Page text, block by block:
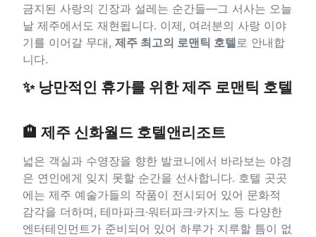
금지된 사랑의 긴장과 설레는 순간들—그 서사는 오늘
날 제주에서도 재현됩니다. 이제, 여러분의 사랑 이야
기를 이어갈 무대, 제주 최고의 로맨틱 호텔 로 안내합
니다.
✨ 낭만적인 휴가를 위한 제주 로맨틱 호텔
🏨 제주 신화월드 호텔앤리조트
넓은 객실과 수영장을 향한 발코니에서 바라보는 야경
은 연인에게 잊지 못할 순간을 선사합니다. 호텔 곳곳
에는 제주 예술가들의 작품이 전시되어 있어 문화적
감각을 더하며, 테마파크·워터파크·카지노 등 다양한
엔터테인먼트가 준비되어 있어 하루가 지루할 틈이 없